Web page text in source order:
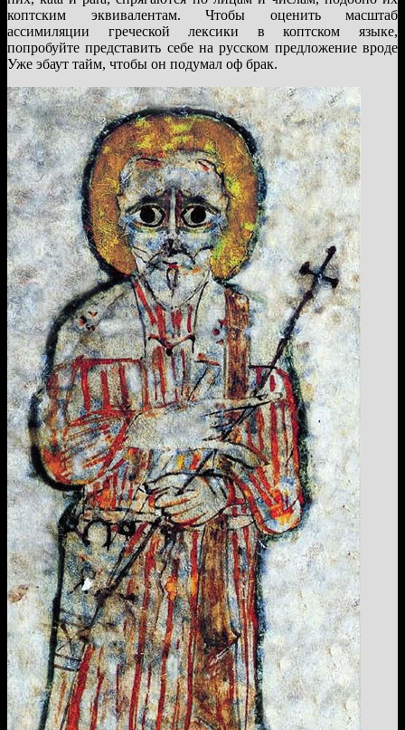
коптским эквивалентам. Чтобы оценить масштаб
ассимиляции греческой лексики в коптском языке,
попробуйте представить себе на русском предложение вроде
Уже эбаут тайм, чтобы он подумал оф брак.